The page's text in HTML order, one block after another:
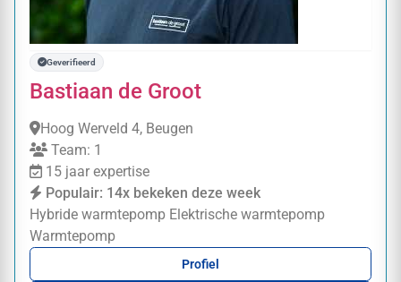
Geverifieerd
Bastiaan de Groot
Hoog Werveld 4, Beugen
Team: 1
15 jaar expertise
Populair: 14x bekeken deze week
Hybride warmtepomp Elektrische warmtepomp
Warmtepomp
Profiel